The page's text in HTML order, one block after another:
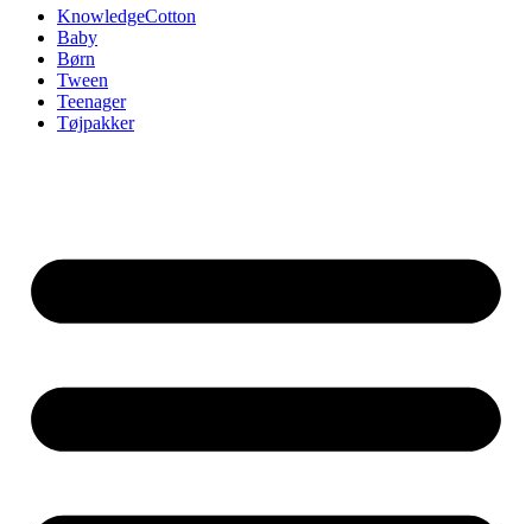
KnowledgeCotton
Baby
Børn
Tween
Teenager
Tøjpakker